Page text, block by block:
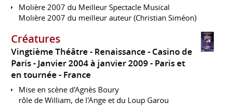
Molière 2007 du Meilleur Spectacle Musical
Molière 2007 du meilleur auteur (Christian Siméon)
Créatures
Vingtième Théâtre - Renaissance - Casino de
Paris
Janvier 2004 à janvier 2009 Paris et
en tournée
France
Mise en scène d'Agnès Boury
rôle de William, de l'Ange et du Loup Garou